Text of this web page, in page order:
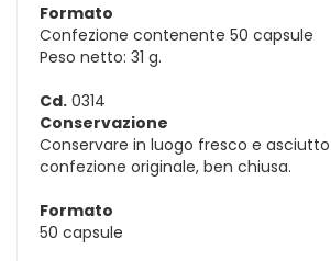
Formato
Confezione contenente 50 capsule
Peso netto: 31 g.
Cd. 0314
Conservazione
Conservare in luogo fresco e
confezione originale, ben chiusa.
Formato
50 capsule